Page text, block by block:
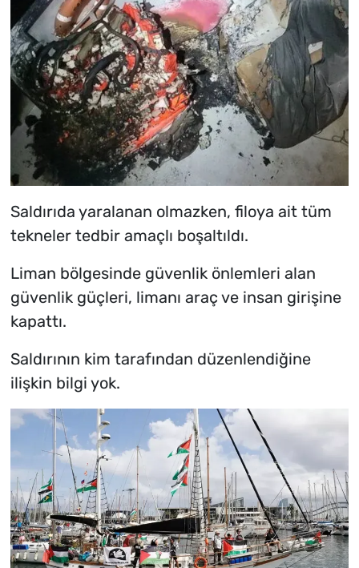
Saldırıda yaralanan olmazken, filoya ait tüm
tekneler tedbir amaçlı boşaltıldı.
Liman bölgesinde güvenlik önlemleri alan
güvenlik güçleri, limanı araç ve insan girişine
kapattı.
Saldırının kim tarafından düzenlendiğine
ilişkin bilgi yok.